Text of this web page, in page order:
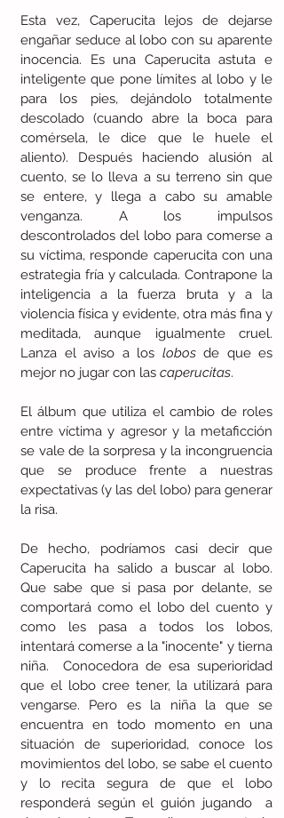
Esta vez, Caperucita lejos de dejarse
engañar seduce al lobo con su aparente
inocencia. Es una Caperucita astuta e
inteligente que pone límites al lobo y le
para los pies, dejándolo totalmente
descolado (cuando abre la boca para
comérsela, le dice que le huele el
aliento). Después haciendo alusión al
cuento, se lo lleva a su terreno sin que
se entere, y llega a cabo su amable
venganza. A los impulsos
descontrolados del lobo para comerse a
su víctima, responde caperucita con una
estrategia fría y calculada. Contrapone la
inteligencia a la fuerza bruta y a la
violencia física y evidente, otra más fina y
meditada, aunque igualmente cruel.
Lanza el aviso a los lobos de que es
mejor no jugar con las caperucitas.
El álbum que utiliza el cambio de roles
entre víctima y agresor y la metaficción
se vale de la sorpresa y la incongruencia
que se produce frente a nuestras
expectativas (y las del lobo) para generar
la risa.
De hecho, podríamos casi decir que
Caperucita ha salido a buscar al lobo.
Que sabe que si pasa por delante, se
comportará como el lobo del cuento y
como les pasa a todos los lobos,
intentará comerse a la "inocente" y tierna
niña.  Conocedora de esa superioridad
que el lobo cree tener, la utilizará para
vengarse. Pero es la niña la que se
encuentra en todo momento en una
situación de superioridad, conoce los
movimientos del lobo, se sabe el cuento
y lo recita segura de que el lobo
responderá según el guión jugando  a